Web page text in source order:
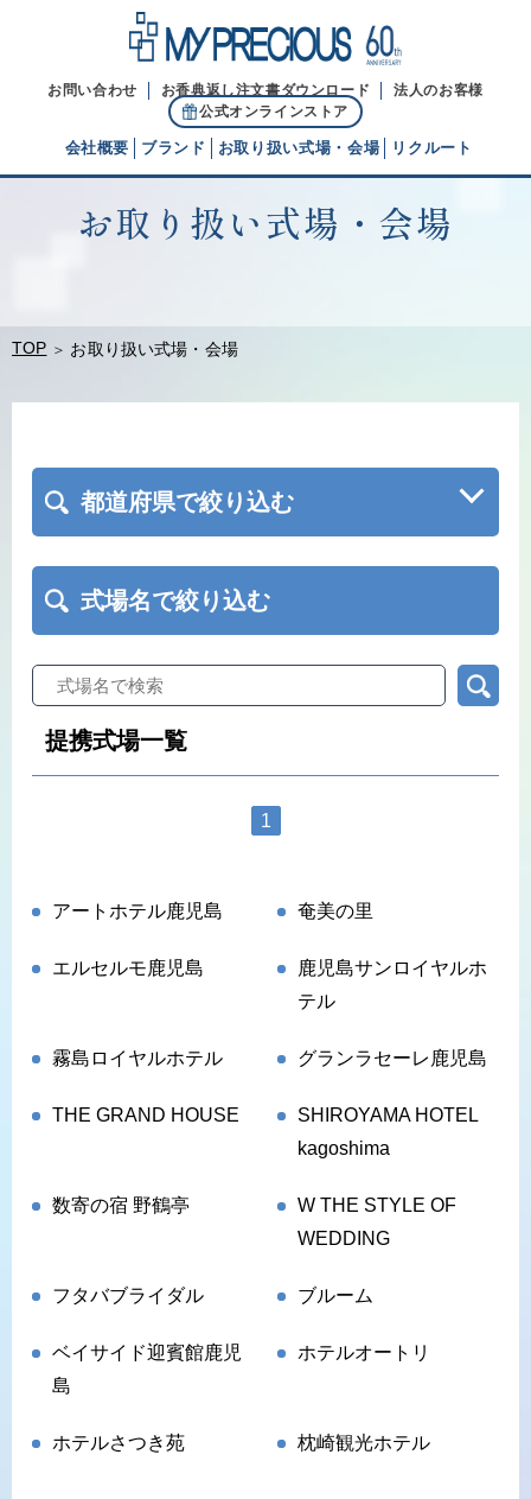
お問い合わせ お香典返し注文書ダウンロード
法人のお客様
公式オンラインストア
会社概要
代表ご挨拶
ブランド お取り扱い式場・会場 リクルート
お取り扱い式場・会場
TOP お取り扱い式場・会場
都道府県で絞り込む
式場名で絞り込む
提携式場一覧
1
アートホテル鹿児島 奄美の里
エルセルモ鹿児島
鹿児島サンロイヤルホ
テル
霧島ロイヤルホテル グランラセーレ鹿児島
THE GRAND HOUSE
SHIROYAMA HOTEL
kagoshima
数寄の宿 野鶴亭
W THE STYLE OF
WEDDING
フタバブライダル ブルーム
ベイサイド迎賓館鹿児
島
ホテルオートリ
ホテルさつき苑 枕崎観光ホテル